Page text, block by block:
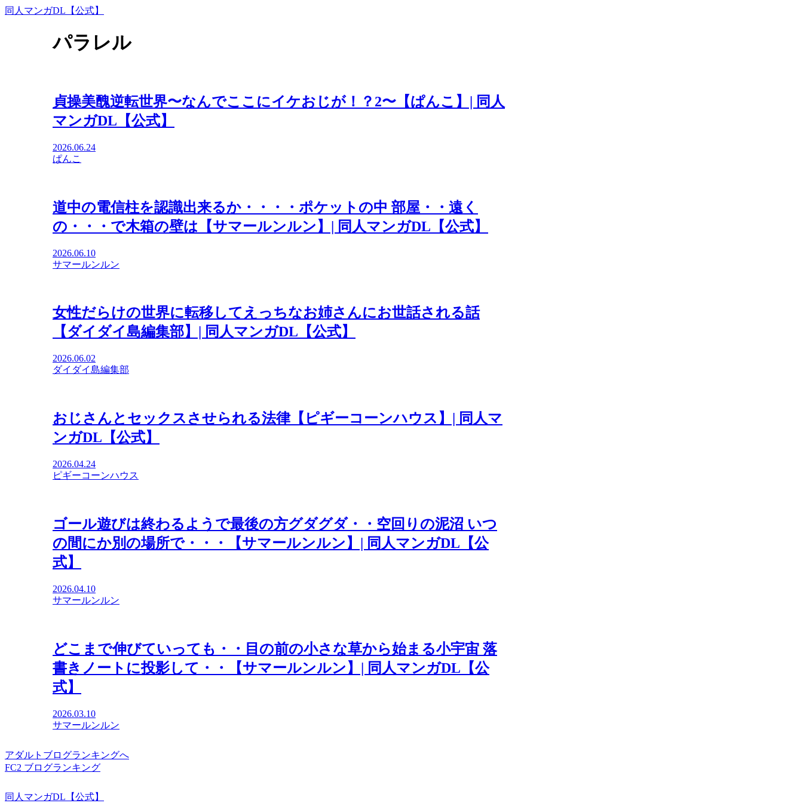
同人マンガDL【公式】
パラレル
貞操美醜逆転世界〜なんでここにイケおじが！？2〜【ぱんこ】| 同人
マンガDL【公式】
2026.06.24
ぱんこ
道中の電信柱を認識出来るか・・・・ポケットの中 部屋・・遠く
の・・・で木箱の壁は【サマールンルン】| 同人マンガDL【公式】
2026.06.10
サマールンルン
女性だらけの世界に転移してえっちなお姉さんにお世話される話
【ダイダイ島編集部】| 同人マンガDL【公式】
2026.06.02
ダイダイ島編集部
おじさんとセックスさせられる法律【ピギーコーンハウス】| 同人マ
ンガDL【公式】
2026.04.24
ピギーコーンハウス
ゴール遊びは終わるようで最後の方グダグダ・・空回りの泥沼 いつ
の間にか別の場所で・・・【サマールンルン】| 同人マンガDL【公
式】
2026.04.10
サマールンルン
どこまで伸びていっても・・目の前の小さな草から始まる小宇宙 落
書きノートに投影して・・【サマールンルン】| 同人マンガDL【公
式】
2026.03.10
サマールンルン
アダルトブログランキングへ
FC2 ブログランキング
同人マンガDL【公式】